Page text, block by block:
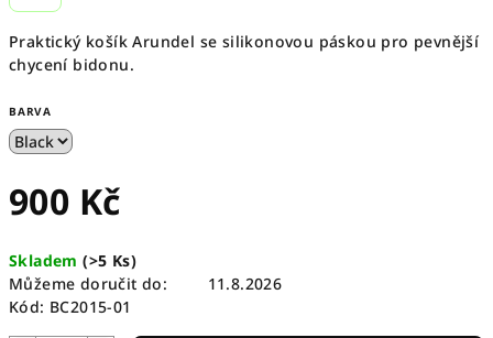
Praktický košík Arundel se silikonovou páskou pro pevnější
chycení bidonu.
BARVA
900 Kč
cena:
Skladem(>5 Ks)
Můžeme doručit do:
11.8.2026
Kód: BC2015-01